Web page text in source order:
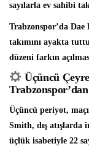
sayılarla ev sahibi
Trabzonspor’da
takımını ayakta
düzeni farkın
Üçüncü
Üçüncü periyot,
Smith, dış atışlarda
üçlük isabetiyle 22